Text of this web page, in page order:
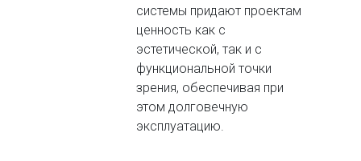
системы придают проектам
ценность как с
эстетической, так и с
функциональной точки
зрения, обеспечивая при
этом долговечную
эксплуатацию.